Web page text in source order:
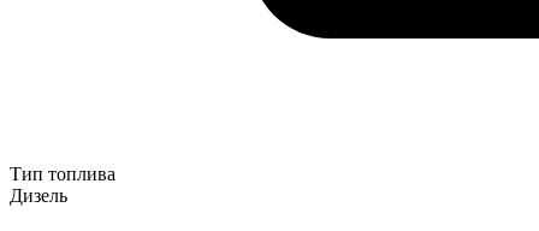
Тип топлива
Дизель